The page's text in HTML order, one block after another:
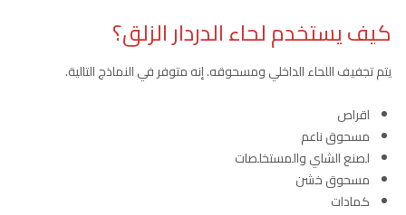
كيف يستخدم لحاء الدردار الزلق؟
يتم تجفيف اللحاء الداخلي ومسحوقه. إنه متوفر في النماذج التالية.
اقراص
مسحوق ناعم
لصنع الشاي والمستخلصات
مسحوق خشن
كمادات